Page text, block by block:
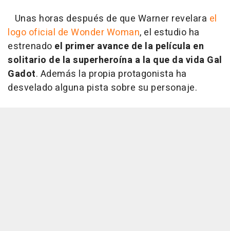
Unas horas después de que Warner revelara el
logo oficial de Wonder Woman, el estudio ha
estrenado el primer avance de la película en
solitario de la superheroína a la que da vida Gal
Gadot. Además la propia protagonista ha
desvelado alguna pista sobre su personaje.